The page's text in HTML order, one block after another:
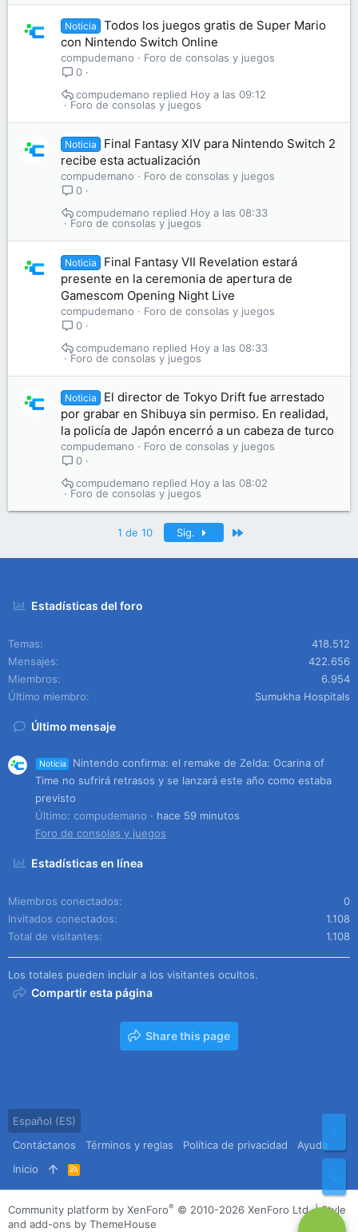
Noticia
Todos los juegos gratis de Super Mario
con Nintendo Switch Online
compudemano
Foro de consolas y juegos
0
Foro de consolas y juegos
Hoy a las 09:12
compudemano
Noticia
Final Fantasy XIV para Nintendo Switch 2
recibe esta actualización
compudemano
Foro de consolas y juegos
0
Foro de consolas y juegos
Hoy a las 08:33
compudemano
Noticia
Final Fantasy VII Revelation estará
presente en la ceremonia de apertura de
Gamescom Opening Night Live
compudemano
Foro de consolas y juegos
0
Foro de consolas y juegos
Hoy a las 08:33
compudemano
Noticia
El director de Tokyo Drift fue arrestado
por grabar en Shibuya sin permiso. En realidad,
la policía de Japón encerró a un cabeza de turco
compudemano
Foro de consolas y juegos
0
Foro de consolas y juegos
Hoy a las 08:02
compudemano
1 de 10 Sig.
Estadísticas del foro
Temas
418.512
Mensajes
422.656
Miembros
6.954
Último miembro
Sumukha Hospitals
Último mensaje
Noticia
Nintendo confirma: el remake de Zelda: Ocarina of
Time no sufrirá retrasos y se lanzará este año como estaba
previsto
Último: compudemano
hace 59 minutos
Foro de consolas y juegos
Estadísticas en línea
Miembros conectados
0
Invitados conectados
1.108
Total de visitantes
1.108
Los totales pueden incluir a los visitantes ocultos.
Compartir esta página
Share this page
Español (ES)
Contáctanos
Términos y reglas Política de privacidad
Ayuda
Inicio
R
S
S
Community platform by XenForo® © 2010-2026 XenForo Ltd. |Style
and add-ons by ThemeHouse